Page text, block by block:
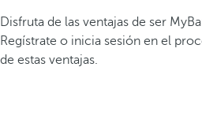
Disfruta de las ventajas de ser
Regístrate o inicia sesión en el
de estas ventajas.